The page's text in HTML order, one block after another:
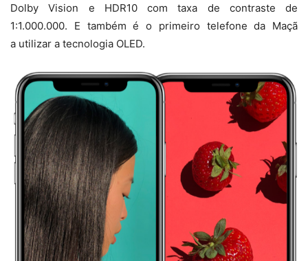
Dolby Vision e HDR10 com taxa de contraste de
1:1.000.000. E também é o primeiro telefone da Maçã
a utilizar a tecnologia OLED.